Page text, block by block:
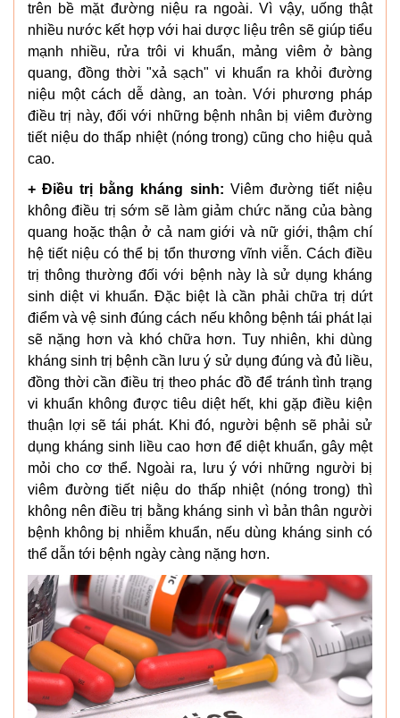
trên bề mặt đường niệu ra ngoài. Vì vậy, uống thật
nhiều nước kết hợp với hai dược liệu trên sẽ giúp tiểu
mạnh nhiều, rửa trôi vi khuẩn, mảng viêm ở bàng
quang, đồng thời "xả sạch" vi khuẩn ra khỏi đường
niệu một cách dễ dàng, an toàn. Với phương pháp
điều trị này, đối với những bệnh nhân bị viêm đường
tiết niệu do thấp nhiệt (nóng trong) cũng cho hiệu quả
cao.
+ Điều trị bằng kháng sinh: Viêm đường tiết niệu
không điều trị sớm sẽ làm giảm chức năng của bàng
quang hoặc thận ở cả nam giới và nữ giới, thậm chí
hệ tiết niệu có thể bị tổn thương vĩnh viễn. Cách điều
trị thông thường đối với bệnh này là sử dụng kháng
sinh diệt vi khuẩn. Đặc biệt là cần phải chữa trị dứt
điểm và vệ sinh đúng cách nếu không bệnh tái phát lại
sẽ nặng hơn và khó chữa hơn. Tuy nhiên, khi dùng
kháng sinh trị bệnh cần lưu ý sử dụng đúng và đủ liều,
đồng thời cần điều trị theo phác đồ để tránh tình trạng
vi khuẩn không được tiêu diệt hết, khi gặp điều kiện
thuận lợi sẽ tái phát. Khi đó, người bệnh sẽ phải sử
dụng kháng sinh liều cao hơn để diệt khuẩn, gây mệt
mỏi cho cơ thể. Ngoài ra, lưu ý với những người bị
viêm đường tiết niệu do thấp nhiệt (nóng trong) thì
không nên điều trị bằng kháng sinh vì bản thân người
bệnh không bị nhiễm khuẩn, nếu dùng kháng sinh có
thể dẫn tới bệnh ngày càng nặng hơn.